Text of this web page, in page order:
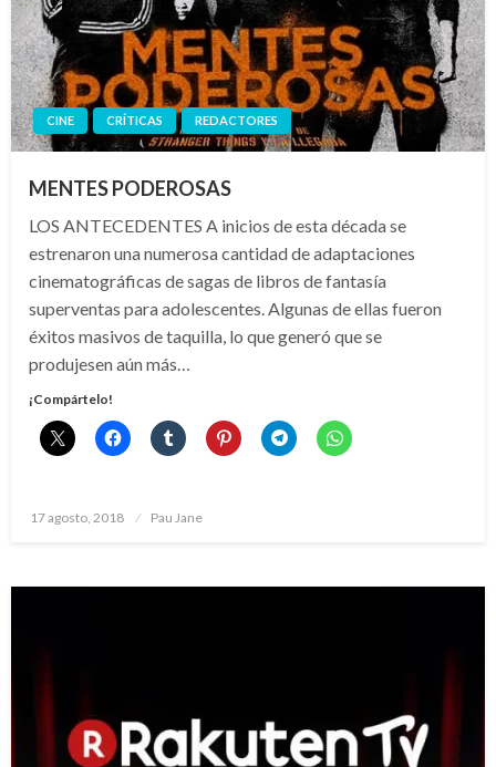
CINE CRÍTICAS REDACTORES
MENTES PODEROSAS
LOS ANTECEDENTES A inicios de esta década se
estrenaron una numerosa cantidad de adaptaciones
cinematográficas de sagas de libros de fantasía
superventas para adolescentes. Algunas de ellas fueron
éxitos masivos de taquilla, lo que generó que se
produjesen aún más…
¡Compártelo!
Publicado
17 agosto, 2018 Pau Jane